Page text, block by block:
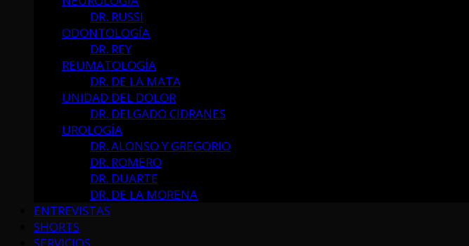
DR. RUSSI
ODONTOLOGÍA
DR. REY
REUMATOLOGÍA
DR. DE LA MATA
UNIDAD DEL DOLOR
DR. DELGADO CIDRANES
UROLOGÍA
DR. ALONSO Y GREGORIO
DR. ROMERO
DR. DUARTE
DR. DE LA MORENA
ENTREVISTAS
SHORTS